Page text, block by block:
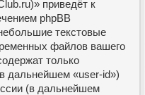
приведёт к
phpBB
текстовые
файлов вашего
только
дальнейшем «user-id»)
(в дальнейшем